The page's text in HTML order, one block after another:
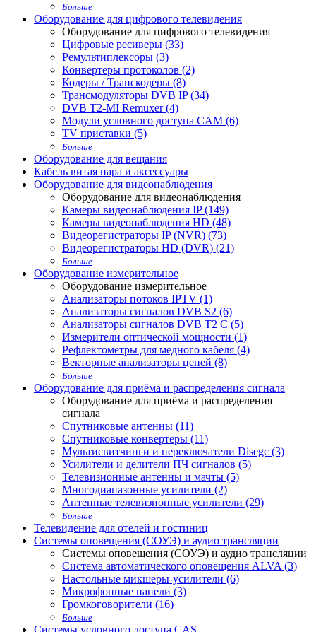
Больше
Оборудование для цифрового телевидения
Оборудование для цифрового телевидения
Цифровые ресиверы (33)
Ремультиплексоры (3)
Конвертеры протоколов (2)
Кодеры / Транскодеры (8)
Трансмодуляторы DVB IP (34)
DVB T2-MI Remuxer (4)
Модули условного доступа CAM (6)
TV приставки (5)
Больше
Оборудование для вещания
Кабель витая пара и аксессуары
Оборудование для видеонаблюдения
Оборудование для видеонаблюдения
Камеры видеонаблюдения IP (149)
Камеры видеонаблюдения HD (48)
Видеорегистраторы IP (NVR) (73)
Видеорегистраторы HD (DVR) (21)
Больше
Оборудование измерительное
Оборудование измерительное
Анализаторы потоков IPTV (1)
Анализаторы сигналов DVB S2 (6)
Анализаторы сигналов DVB T2 С (5)
Измерители оптической мощности (1)
Рефлектометры для медного кабеля (4)
Векторные анализаторы цепей (8)
Больше
Оборудование для приёма и распределения сигнала
Оборудование для приёма и распределения
сигнала
Спутниковые антенны (11)
Спутниковые конвертеры (11)
Мультисвитчинги и переключатели Disegc (3)
Усилители и делители ПЧ сигналов (5)
Телевизионные антенны и мачты (5)
Многодиапазонные усилители (2)
Антенные телевизионные усилители (29)
Больше
Телевидение для отелей и гостиниц
Системы оповещения (СОУЭ) и аудио трансляции
Системы оповещения (СОУЭ) и аудио трансляции
Система автоматического оповещения ALVA (3)
Настольные микшеры-усилители (6)
Микрофонные панели (3)
Громкоговорители (16)
Больше
Системы условного доступа CAS